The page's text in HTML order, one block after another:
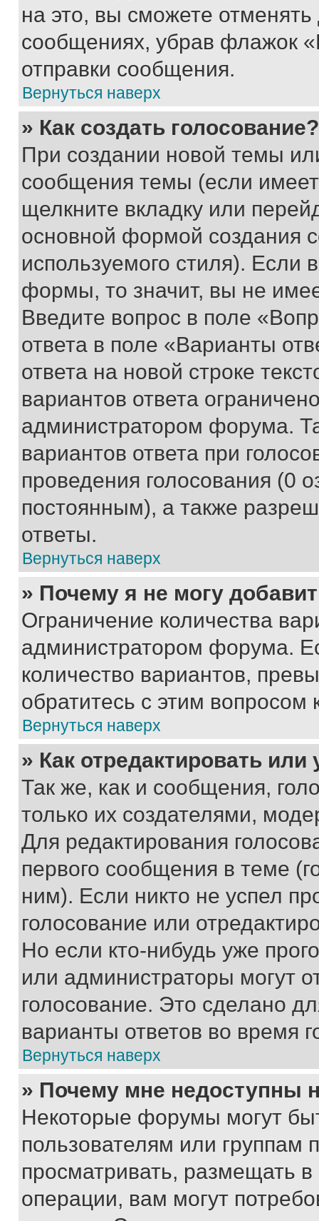
на это, вы сможете
сообщениях, убрав флажок
отправки сообщения.
Вернуться наверх
» Как создать голосование?
При создании новой темы
сообщения темы (если
щелкните вкладку или
основной формой создания
используемого стиля). Если
формы, то значит, вы не
Введите вопрос в поле
ответа в поле «Варианты
ответа на новой строке
вариантов ответа
администратором форума.
вариантов ответа при
проведения голосования (0
постоянным), а также
ответы.
Вернуться наверх
» Почему я не могу
Ограничение количества
администратором форума.
количество вариантов,
обратитесь с этим вопросом
Вернуться наверх
» Как отредактировать
Так же, как и сообщения,
только их создателями,
Для редактирования
первого сообщения в теме
ним). Если никто не успел
голосование или
Но если кто-нибудь уже
или администраторы могут
голосование. Это сделано
варианты ответов во время
Вернуться наверх
» Почему мне недоступны
Некоторые форумы могут
пользователям или группам
просматривать, размещать
операции, вам могут